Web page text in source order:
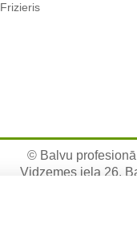
Frizieris
© Balvu
Vidzemes iela 26,